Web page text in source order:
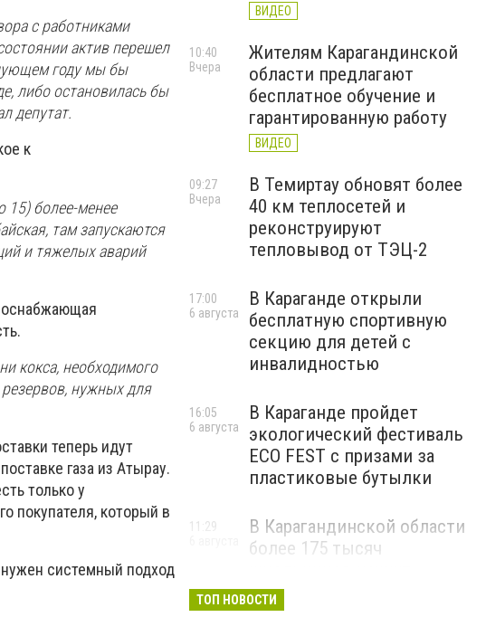
с работниками
актив перешел
году мы бы
либо остановилась бы
депутат.
к
15) более-менее
там запускаются
и тяжелых аварий
кокса, необходимого
резервов, нужных для
теперь идут
газа из Атырау.
только у
покупателя, который в
нужен системный подход
ВИДЕО
Жителям Карагандинской
области предлагают
бесплатное обучение и
гарантированную работу
ВИДЕО
10:40
Вчера
В Темиртау обновят более
40 км теплосетей и
реконструируют
тепловывод от ТЭЦ-2
09:27
Вчера
В Караганде открыли
бесплатную спортивную
секцию для детей с
инвалидностью
17:00
6 августа
В Караганде пройдет
экологический фестиваль
ECO FEST с призами за
пластиковые бутылки
16:05
6 августа
В Карагандинской области
более 175 тысяч
учебный год 1 сентября
11:29
ТОП НОВОСТИ